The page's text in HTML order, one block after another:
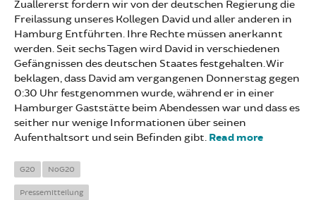
Zuallererst fordern wir von der deutschen Regierung die
Freilassung unseres Kollegen David und aller anderen in
Hamburg Entführten. Ihre Rechte müssen anerkannt
werden. Seit sechs Tagen wird David in verschiedenen
Gefängnissen des deutschen Staates festgehalten. Wir
beklagen, dass David am vergangenen Donnerstag gegen
0:30 Uhr festgenommen wurde, während er in einer
Hamburger Gaststätte beim Abendessen war und dass es
seither nur wenige Informationen über seinen
Aufenthaltsort und sein Befinden gibt. Read more
G20 NoG20
Pressemitteilung